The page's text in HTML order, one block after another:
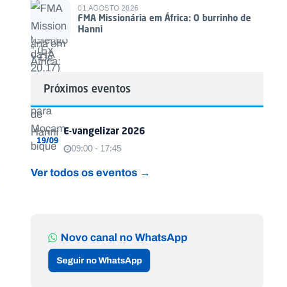
01 AGOSTO 2026
FMA Missionária em África: O burrinho de
Hanni
Próximos eventos
19/09
E-vangelizar 2026
09:00 - 17:45
Ver todos os eventos →
Novo canal no WhatsApp
Seguir no WhatsApp